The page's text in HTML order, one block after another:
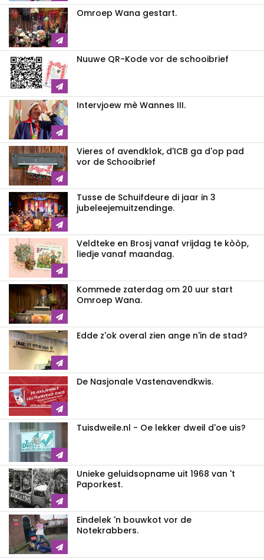
Omroep Wana gestart.
Nuuwe QR-Kode vor de schooibrief
Intervjoew mè Wannes III.
Vieres of avendklok, d'ICB ga d'op pad
vor de Schooibrief
Tusse de Schuifdeure di jaar in 3
jubeleejemuitzendinge.
Veldteke en Brosj vanaf vrijdag te kòòp,
liedje vanaf maandag.
Kommede zaterdag om 20 uur start
Omroep Wana.
Edde z'ok overal zien ange n'in de stad?
De Nasjonale Vastenavendkwis.
Tuisdweile.nl - Oe lekker dweil d'oe uis?
Unieke geluidsopname uit 1968 van 't
Paporkest.
Eindelek 'n bouwkot vor de
Notekrabbers.